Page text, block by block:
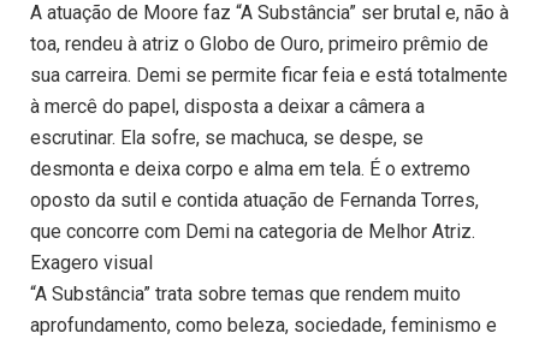
A atuação de Moore faz “A Substância” ser brutal e, não à
toa, rendeu à atriz o Globo de Ouro, primeiro prêmio de
sua carreira. Demi se permite ficar feia e está totalmente
à mercê do papel, disposta a deixar a câmera a
escrutinar. Ela sofre, se machuca, se despe, se
desmonta e deixa corpo e alma em tela. É o extremo
oposto da sutil e contida atuação de Fernanda Torres,
que concorre com Demi na categoria de Melhor Atriz.
Exagero visual
“A Substância” trata sobre temas que rendem muito
aprofundamento, como beleza, sociedade, feminismo e